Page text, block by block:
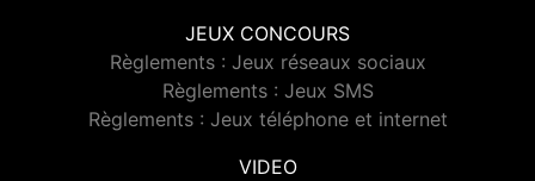
JEUX CONCOURS
Règlements : Jeux réseaux sociaux
Règlements : Jeux SMS
Règlements : Jeux téléphone et internet
VIDEO